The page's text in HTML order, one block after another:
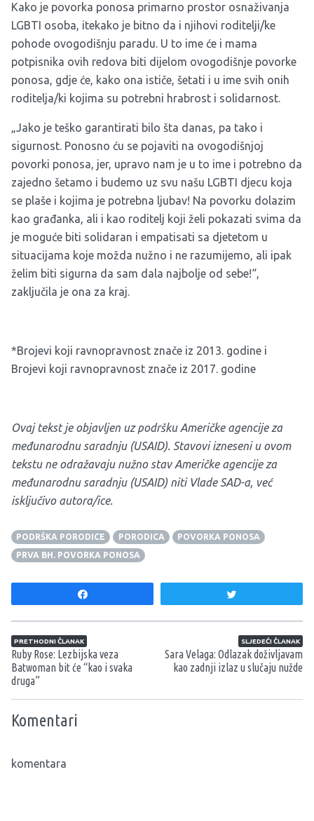
Kako je povorka ponosa primarno prostor osnaživanja
LGBTI osoba, itekako je bitno da i njihovi roditelji/ke
pohode ovogodišnju paradu. U to ime će i mama
potpisnika ovih redova biti dijelom ovogodišnje povorke
ponosa, gdje će, kako ona ističe, šetati i u ime svih onih
roditelja/ki kojima su potrebni hrabrost i solidarnost.
„Jako je teško garantirati bilo šta danas, pa tako i
sigurnost. Ponosno ću se pojaviti na ovogodišnjoj
povorki ponosa, jer, upravo nam je u to ime i potrebno da
zajedno šetamo i budemo uz svu našu LGBTI djecu koja
se plaše i kojima je potrebna ljubav! Na povorku dolazim
kao građanka, ali i kao roditelj koji želi pokazati svima da
je moguće biti solidaran i empatisati sa djetetom u
situacijama koje možda nužno i ne razumijemo, ali ipak
želim biti sigurna da sam dala najbolje od sebe!“,
zaključila je ona za kraj.
*Brojevi koji ravnopravnost znače iz 2013. godine i
Brojevi koji ravnopravnost znače iz 2017. godine
Ovaj tekst je objavljen uz podršku Američke agencije za
međunarodnu saradnju (USAID). Stavovi izneseni u ovom
tekstu ne odražavaju nužno stav Američke agencije za
međunarodnu saradnju (USAID) niti Vlade SAD-a, već
isključivo autora/ice.
PODRŠKA PORODICE PORODICA
POVORKA PONOSA
PRVA BH. POVORKA PONOSA
Navigacija članaka
PRETHODNI ČLANAK
Ruby Rose: Lezbijska veza
Batwoman bit će “kao i svaka
druga”
SLJEDEĆI ČLANAK
Sara Velaga: Odlazak doživljavam
kao zadnji izlaz u slučaju nužde
Komentari
komentara